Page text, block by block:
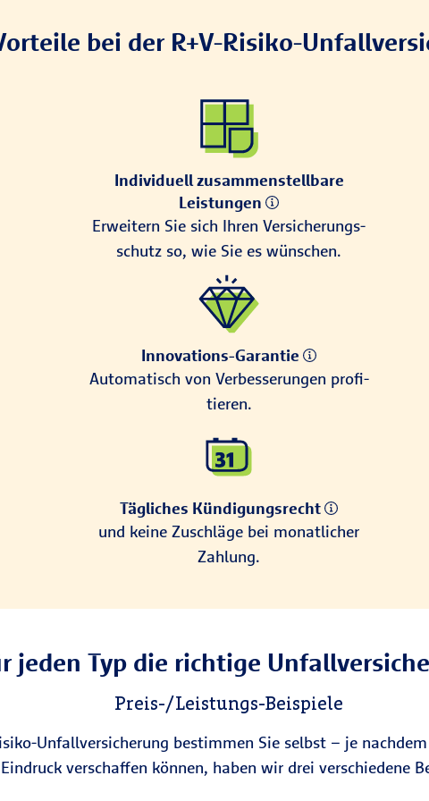
bei der R+V-Risiko-
Individuell zusammenstellbare
Leistungen
Erweitern Sie sich Ihren Ver­sicherungs­
schutz so, wie Sie es wünschen.
Innovations-Garantie
Auto­matisch von Ver­bes­serungen profi­
tieren.
Tägliches Kündigungsrecht
und keine Zuschläge bei monatlicher
Zahlung.
jeden Typ die richtige
Preis-/Leistungs-Beispiele
Unfallversicherung bestimmen Sie selbst – je
verschaffen können, haben wir drei verschiedene